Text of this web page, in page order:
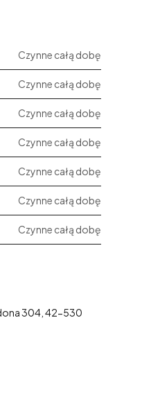
Czynne całą dobę
Czynne całą dobę
Czynne całą dobę
Czynne całą dobę
Czynne całą dobę
Czynne całą dobę
Czynne całą dobę
304, 42-530